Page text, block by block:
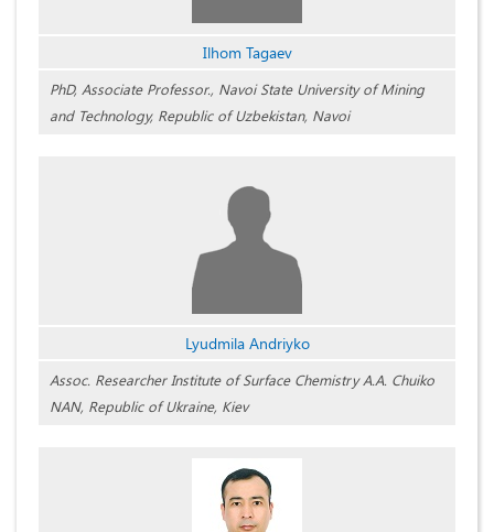
Ilhom Tagaev
PhD, Associate Professor., Navoi State University of Mining
and Technology, Republic of Uzbekistan, Navoi
Lyudmila Andriyko
Assoc. Researcher Institute of Surface Chemistry A.A. Chuiko
NAN, Republic of Ukraine, Kiev